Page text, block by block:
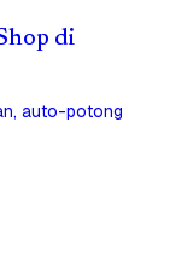
di
auto-potong